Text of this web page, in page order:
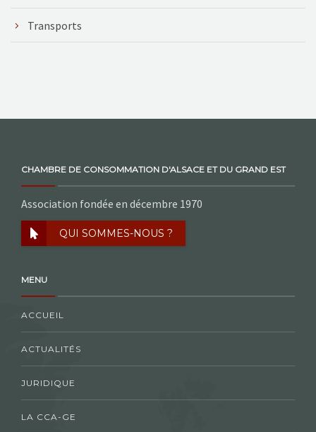
Transports
CHAMBRE DE CONSOMMATION D'ALSACE ET DU GRAND EST
Association fondée en décembre 1970
QUI SOMMES-NOUS ?
MENU
ACCUEIL
ACTUALITÉS
JURIDIQUE
LA CCA-GE